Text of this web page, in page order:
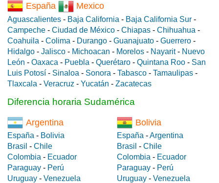
España Mexico
Aguascalientes - Baja California - Baja California Sur -
Campeche - Ciudad de México - Chiapas - Chihuahua -
Coahuila - Colima - Durango - Guanajuato - Guerrero -
Hidalgo - Jalisco - Michoacan - Morelos - Nayarit- Nuevo
León - Oaxaca - Puebla - Querétaro - Quintana Roo - San
Luis Potosí - Sinaloa - Sonora - Tabasco - Tamaulipas -
Tlaxcala - Veracruz - Yucatán - Zacatecas
Diferencia horaria Sudamérica
Argentina
España - Bolivia
Brasil - Chile
Colombia - Ecuador
Paraguay - Perú
Uruguay - Venezuela
Bolivia
España -Argentina
Brasil - Chile
Colombia - Ecuador
Paraguay - Perú
Uruguay - Venezuela